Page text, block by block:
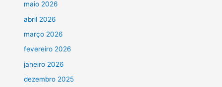
maio 2026
abril 2026
março 2026
fevereiro 2026
janeiro 2026
dezembro 2025